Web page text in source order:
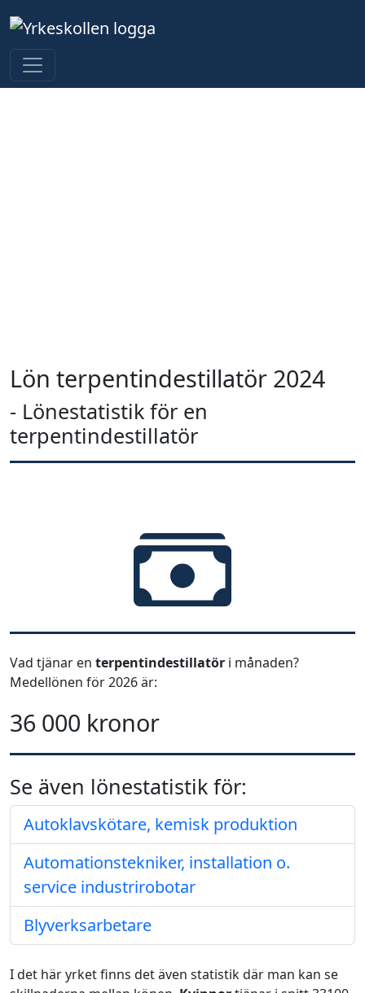
Lön terpentindestillatör 2024
- Lönestatistik för en
terpentindestillatör
Vad tjänar en terpentindestillatör i månaden?
Medellönen för 2026 är:
36 000 kronor
Se även lönestatistik för:
Autoklavskötare, kemisk produktion
Automationstekniker, installation o.
service industrirobotar
Blyverksarbetare
I det här yrket finns det även statistik där man kan se